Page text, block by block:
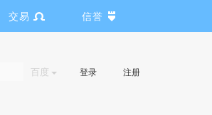
交易 信誉
百度 登录 注册